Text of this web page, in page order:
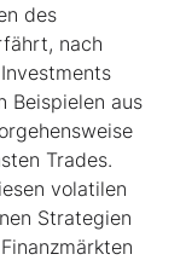
des
nach
Beispielen aus
Trades.
volatilen
Strategien